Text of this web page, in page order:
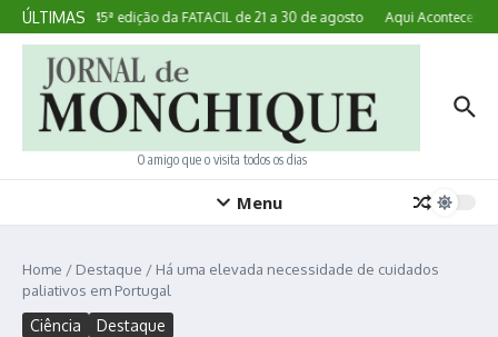
Ir para o conteúdo
ÚLTIMAS
Lagoa realiza 45ª edição da FATACIL de 21 a 30 de agosto Aqui Acontece:
O amigo que o visita todos os dias
Menu
Home / Destaque / Há uma elevada necessidade de cuidados
paliativos em Portugal
Ciência Destaque